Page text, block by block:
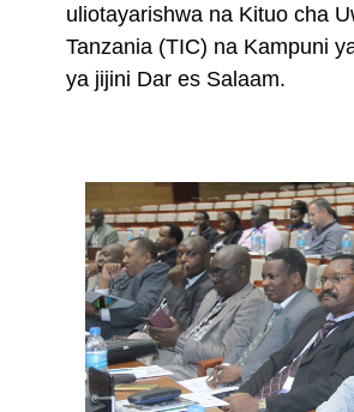
uliotayarishwa na Kituo cha
Tanzania (TIC) na Kampuni
ya jijini Dar es Salaam.